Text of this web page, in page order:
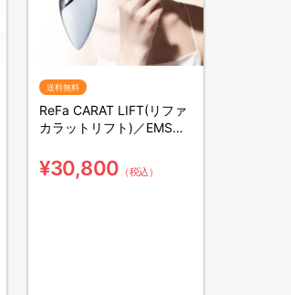
送料無料
ReFa CARAT LIFT(リファ
カラットリフト)／EMS／
¥30,800 （税込）